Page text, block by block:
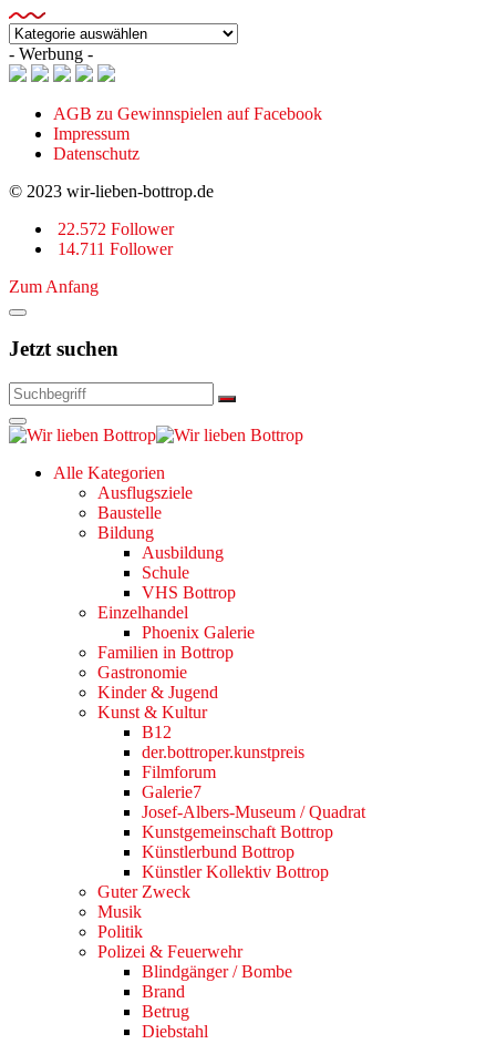
Kategorien
- Werbung -
AGB zu Gewinnspielen auf Facebook
Impressum
Datenschutz
© 2023 wir-lieben-bottrop.de
22.572 Follower
14.711 Follower
Zum Anfang
Jetzt suchen
Alle Kategorien
Ausflugsziele
Baustelle
Bildung
Ausbildung
Schule
VHS Bottrop
Einzelhandel
Phoenix Galerie
Familien in Bottrop
Gastronomie
Kinder & Jugend
Kunst & Kultur
B12
der.bottroper.kunstpreis
Filmforum
Galerie7
Josef-Albers-Museum / Quadrat
Kunstgemeinschaft Bottrop
Künstlerbund Bottrop
Künstler Kollektiv Bottrop
Guter Zweck
Musik
Politik
Polizei & Feuerwehr
Blindgänger / Bombe
Brand
Betrug
Diebstahl